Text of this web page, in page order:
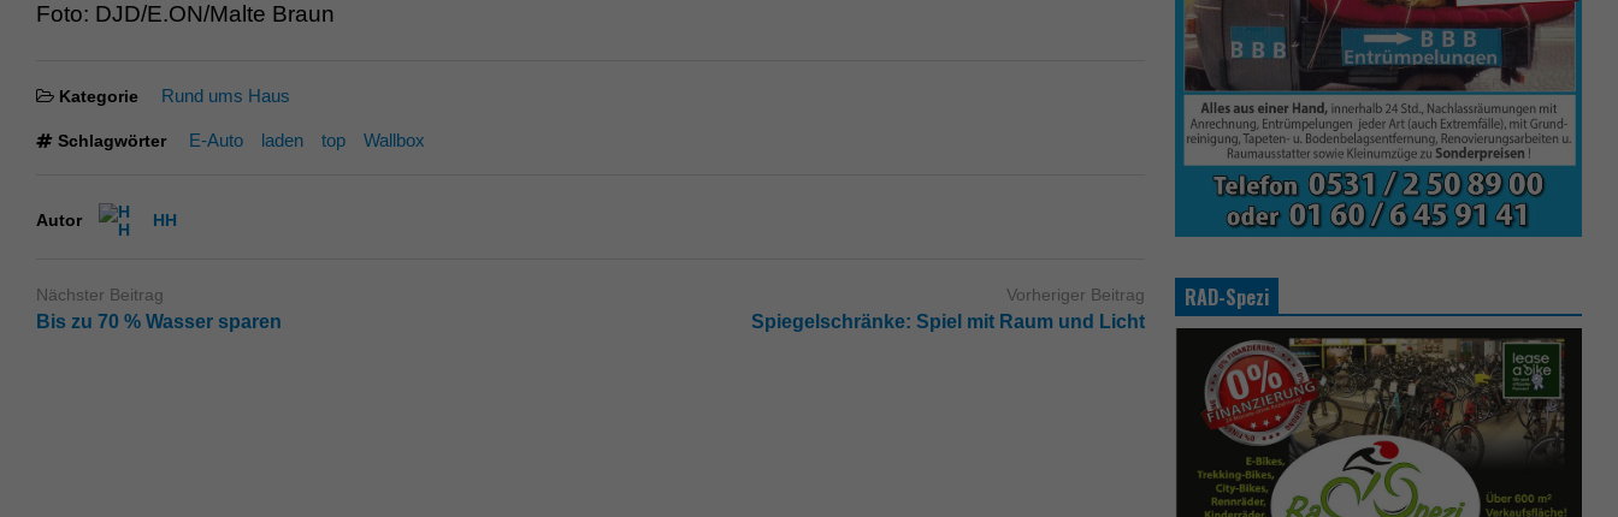
Foto: DJD/E.ON/Malte Braun
Kategorie Rund ums Haus
Schlagwörter E-Auto laden top Wallbox
Autor HH
Nächster Beitrag
Bis zu 70 % Wasser sparen
Vorheriger Beitrag
Spiegelschränke: Spiel mit Raum und Licht
RAD-Spezi